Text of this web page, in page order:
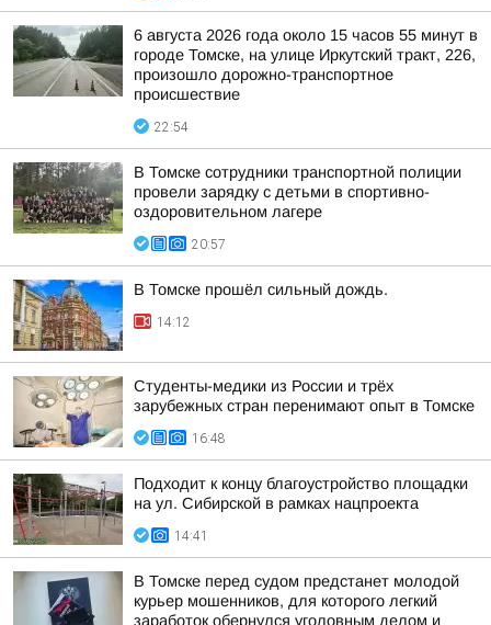
6 августа 2026 года около 15 часов 55 минут в
городе Томске, на улице Иркутский тракт, 226,
произошло дорожно-транспортное
происшествие
22:54
В Томске сотрудники транспортной полиции
провели зарядку с детьми в спортивно-
оздоровительном лагере
20:57
В Томске прошёл сильный дождь.
14:12
Студенты-медики из России и трёх
зарубежных стран перенимают опыт в Томске
16:48
Подходит к концу благоустройство площадки
на ул. Сибирской в рамках нацпроекта
14:41
В Томске перед судом предстанет молодой
курьер мошенников, для которого легкий
заработок обернулся уголовным делом и